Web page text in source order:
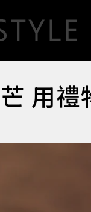
用禮